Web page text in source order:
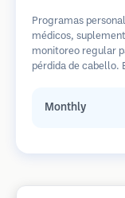
Programas
médicos,
monitoreo regular
pérdida de cabello.
Monthly